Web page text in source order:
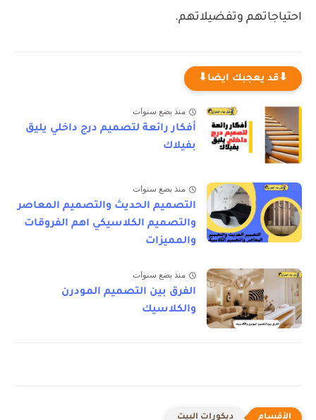
احتياجاتهم وتفضيلاتهم.
⬇قد يعجبك ايضا⬇
منذ بضع سنوات
أفكار رائعة لتصميم درج داخلي يليق
بفيلاك
منذ بضع سنوات
التصميم الحديث والتصميم المعاصر
والتصميم الكلاسيكي اهم الفروقات
والمميزات
منذ بضع سنوات
الفرق بين التصميم المودرن
والكلاسيك
ديكورات البيت